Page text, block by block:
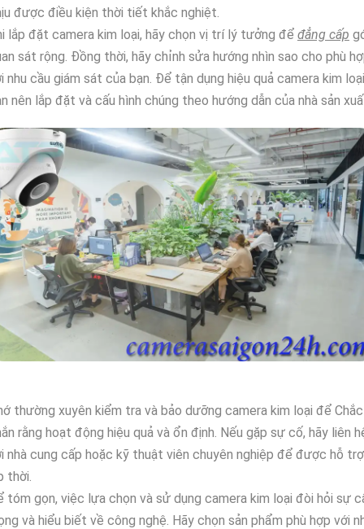
được điều kiện thời tiết khắc nghiệt.
lắp đặt camera kim loại, hãy chọn vị trí lý tưởng để đẳng cấp
sát rộng. Đồng thời, hãy chỉnh sửa hướng nhìn sao cho phù
nhu cầu giám sát của bạn. Để tận dụng hiệu quả camera kim
nên lắp đặt và cấu hình chúng theo hướng dẫn của nhà sản
thường xuyên kiểm tra và bảo dưỡng camera kim loại để Chắc
rằng hoạt động hiệu quả và ổn định. Nếu gặp sự cố, hãy liên
nhà cung cấp hoặc kỹ thuật viên chuyên nghiệp để được hỗ trợ
thời.
tóm gọn, việc lựa chọn và sử dụng camera kim loại đòi hỏi sự
và hiểu biết về công nghệ. Hãy chọn sản phẩm phù hợp với